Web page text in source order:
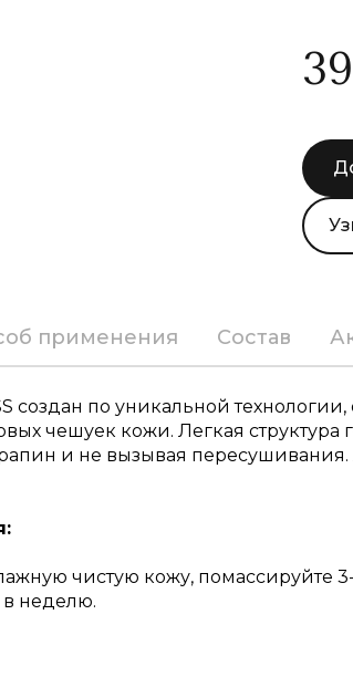
применения Состав
создан по уникальной
чешуек кожи. Легкая структура
и не вызывая
чистую кожу, помассируйте
в неделю.